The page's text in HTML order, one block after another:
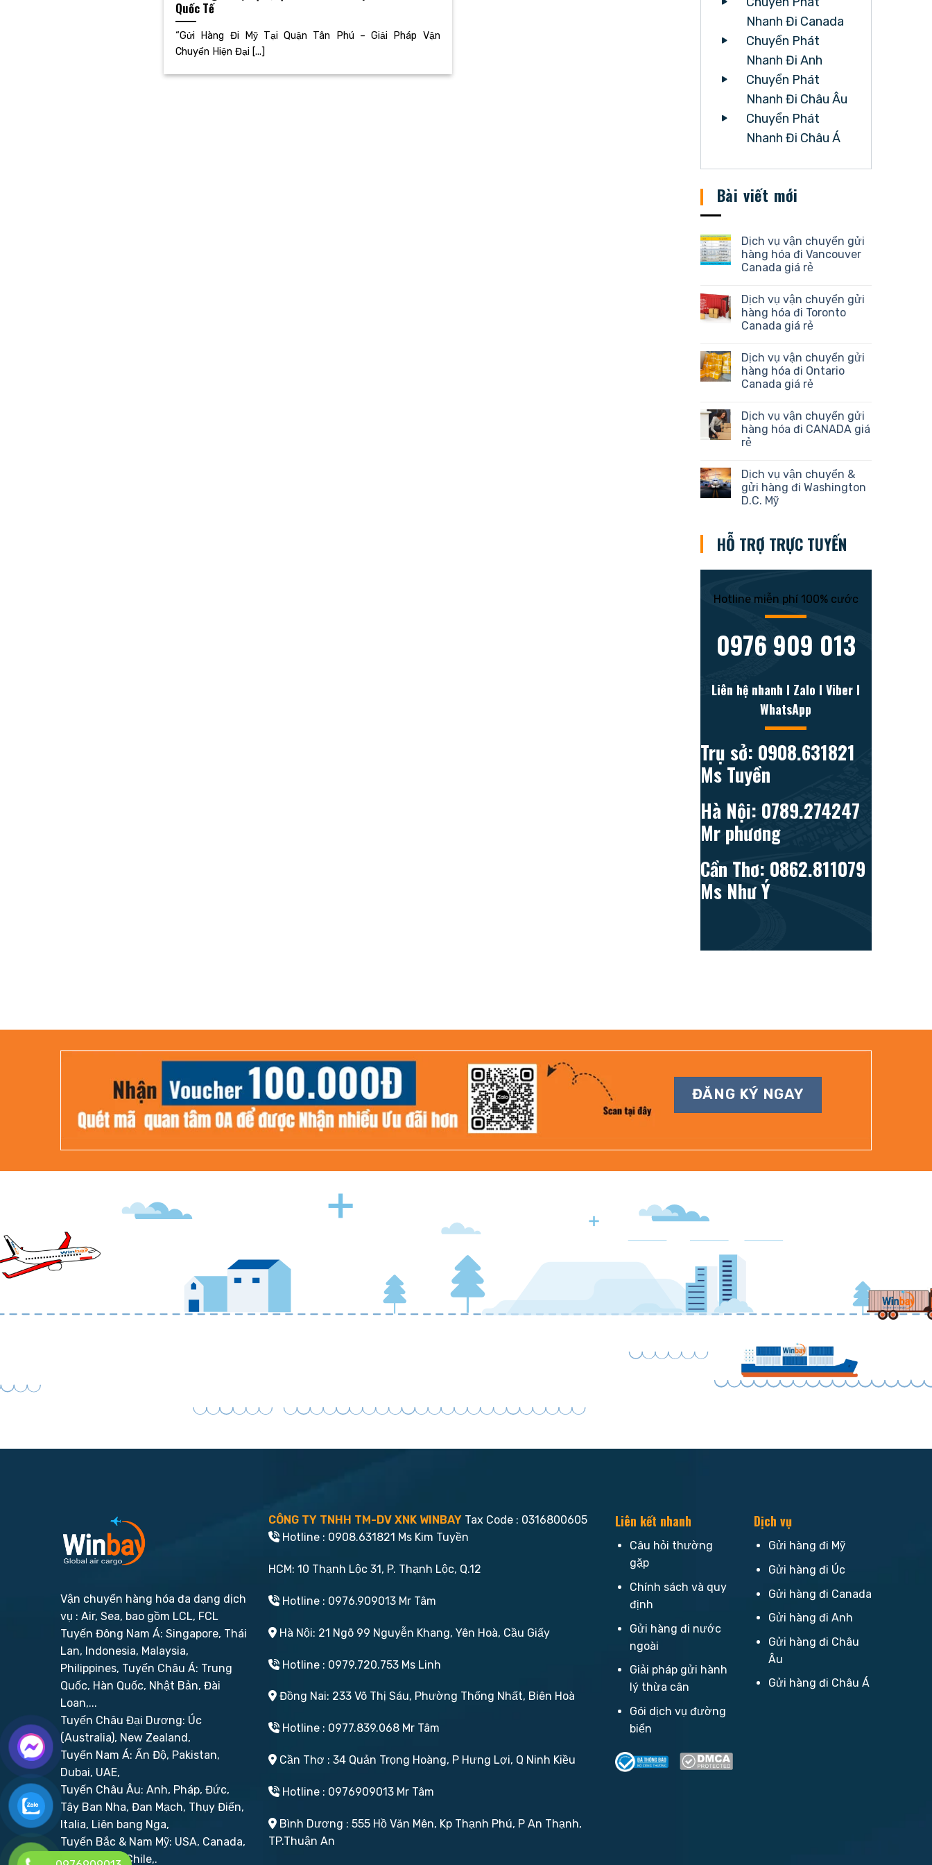
Quốc Tế
“Gửi Hàng Đi Mỹ Tại Quận Tân Phú – Giải Pháp Vận
Chuyển Hiện Đại [...]
Nhanh Đi Canada
Chuyển Phát
Nhanh Đi Anh
Chuyển Phát
Nhanh Đi Châu Âu
Chuyển Phát
Nhanh Đi Châu Á
Bài viết mới
Dịch vụ vận chuyển gửi
hàng hóa đi Vancouver
Canada giá rẻ
Dịch vụ vận chuyển gửi
hàng hóa đi Toronto
Canada giá rẻ
Dịch vụ vận chuyển gửi
hàng hóa đi Ontario
Canada giá rẻ
Dịch vụ vận chuyển gửi
hàng hóa đi CANADA giá
rẻ
Dịch vụ vận chuyển &
gửi hàng đi Washington
D.C. Mỹ
HỖ TRỢ TRỰC TUYẾN
Hotline miễn phí 100% cước
0976 909 013
Liên hệ nhanh l Zalo l Viber l
WhatsApp
Trụ sở: 0908.631821
Ms Tuyền
Hà Nội: 0789.274247
Mr phương
Cần Thơ: 0862.811079
Ms Như Ý
ĐĂNG KÝ NGAY
Vận chuyển hàng hóa đa dạng dịch
vụ : Air, Sea, bao gồm LCL, FCL
Tuyến Đông Nam Á: Singapore, Thái
Lan, Indonesia, Malaysia,
Philippines, Tuyến Châu Á: Trung
Quốc, Hàn Quốc, Nhật Bản, Đài
Loan,...
Tuyến Châu Đại Dương: Úc
(Australia), New Zealand,
Tuyến Nam Á: Ấn Độ, Pakistan,
Dubai, UAE,
Tuyến Châu Âu: Anh, Pháp, Đức,
Tây Ban Nha, Đan Mạch, Thụy Điển,
Italia, Liên bang Nga,
Tuyến Bắc & Nam Mỹ: USA, Canada,
Brazil, Peru, Chile,.
CÔNG TY TNHH TM-DV XNK WINBAY Tax Code : 0316800605
Hotline : 0908.631821 Ms Kim Tuyền
HCM: 10 Thạnh Lộc 31, P. Thạnh Lộc, Q.12
Hotline : 0976.909013 Mr Tâm
Hà Nội: 21 Ngõ 99 Nguyễn Khang, Yên Hoà, Cầu Giấy
Hotline : 0979.720.753 Ms Linh
Đồng Nai: 233 Võ Thị Sáu, Phường Thống Nhất, Biên Hoà
Hotline : 0977.839.068 Mr Tâm
Cần Thơ : 34 Quản Trọng Hoàng, P Hưng Lợi, Q Ninh Kiều
Hotline : 0976909013 Mr Tâm
Bình Dương : 555 Hồ Văn Mên, Kp Thạnh Phú, P An Thạnh,
TP.Thuận An
Liên kết nhanh
Câu hỏi thường
gặp
Chính sách và quy
định
Gửi hàng đi nước
ngoài
Giải pháp gửi hành
lý thừa cân
Gói dịch vụ đường
biển
Dịch vụ
Gửi hàng đi Mỹ
Gửi hàng đi Úc
Gửi hàng đi Canada
Gửi hàng đi Anh
Gửi hàng đi Châu
Âu
Gửi hàng đi Châu Á